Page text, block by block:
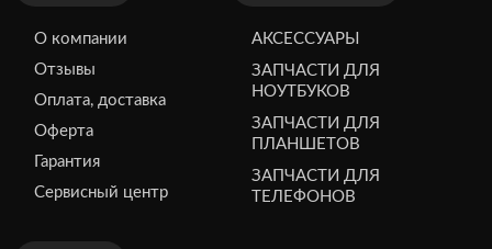
О компании
Отзывы
Оплата, доставка
Оферта
Гарантия
Сервисный центр
АКСЕССУАРЫ
ЗАПЧАСТИ ДЛЯ
НОУТБУКОВ
ЗАПЧАСТИ ДЛЯ
ПЛАНШЕТОВ
ЗАПЧАСТИ ДЛЯ
ТЕЛЕФОНОВ